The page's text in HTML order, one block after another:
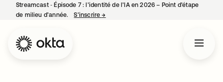
Streamcast ‑ Épisode 7 : l’identité de l’IA en 2026 – Point d’étape
de milieu d’année.
S’inscrire→